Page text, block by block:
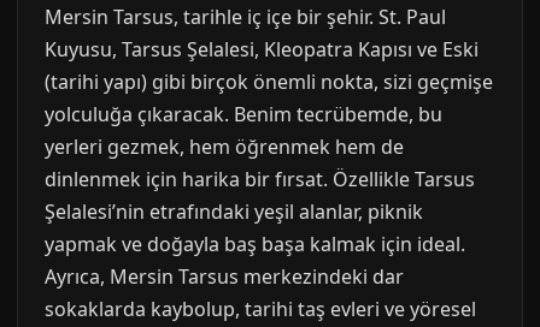
Mersin Tarsus, tarihle iç içe bir şehir. St. Paul
Kuyusu, Tarsus Şelalesi, Kleopatra Kapısı ve Eski
(tarihi yapı) gibi birçok önemli nokta, sizi geçmişe
yolculuğa çıkaracak. Benim tecrübemde, bu
yerleri gezmek, hem öğrenmek hem de
dinlenmek için harika bir fırsat. Özellikle Tarsus
Şelalesi’nin etrafındaki yeşil alanlar, piknik
yapmak ve doğayla baş başa kalmak için ideal.
Ayrıca, Mersin Tarsus merkezindeki dar
sokaklarda kaybolup, tarihi taş evleri ve yöresel